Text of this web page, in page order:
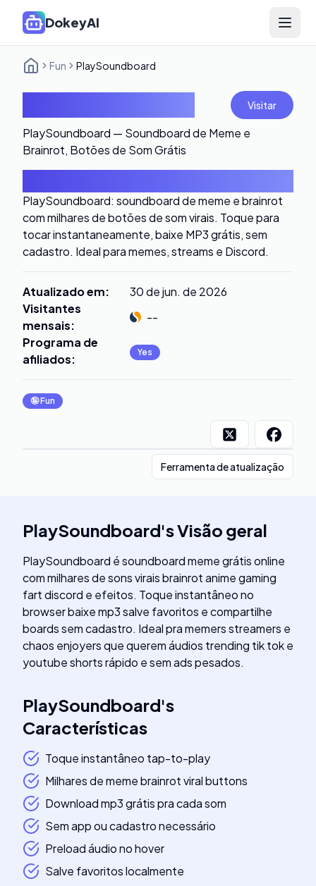
DokeyAI Open
Fun PlaySoundboard
Visitar
PlaySoundboard — Soundboard de Meme e
Brainrot, Botões de Som Grátis
PlaySoundboard: soundboard de meme e brainrot
com milhares de botões de som virais. Toque para
tocar instantaneamente, baixe MP3 grátis, sem
cadastro. Ideal para memes, streams e Discord.
Atualizado em:
30 de jun. de 2026
Visitantes
mensais:
--
Programa de
afiliados: Yes
🤪Fun
Ferramenta de atualização
PlaySoundboard'sVisão geral
PlaySoundboard é soundboard meme grátis online
com milhares de sons virais brainrot anime gaming
fart discord e efeitos. Toque instantâneo no
browser baixe mp3 salve favoritos e compartilhe
boards sem cadastro. Ideal pra memers streamers e
chaos enjoyers que querem áudios trending tik tok e
youtube shorts rápido e sem ads pesados.
PlaySoundboard's
Características
Toque instantâneo tap-to-play
Milhares de meme brainrot viral buttons
Download mp3 grátis pra cada som
Sem app ou cadastro necessário
Preload áudio no hover
Salve favoritos localmente